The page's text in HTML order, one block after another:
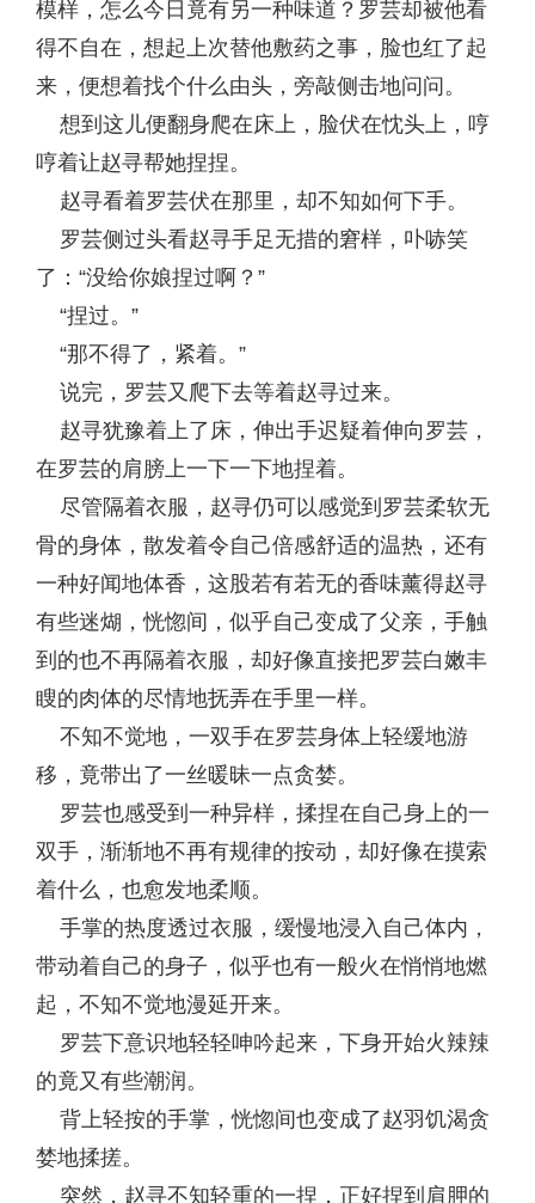
模样，怎么今日竟有另一种味道？罗芸却被他看
得不自在，想起上次替他敷药之事，脸也红了起
来，便想着找个什么由头，旁敲侧击地问问。
想到这儿便翻身爬在床上，脸伏在忱头上，哼
哼着让赵寻帮她捏捏。
赵寻看着罗芸伏在那里，却不知如何下手。
罗芸侧过头看赵寻手足无措的窘样，卟哧笑
了：“没给你娘捏过啊？”
“捏过。”
“那不得了，紧着。”
说完，罗芸又爬下去等着赵寻过来。
赵寻犹豫着上了床，伸出手迟疑着伸向罗芸，
在罗芸的肩膀上一下一下地捏着。
尽管隔着衣服，赵寻仍可以感觉到罗芸柔软无
骨的身体，散发着令自己倍感舒适的温热，还有
一种好闻地体香，这股若有若无的香味薰得赵寻
有些迷煳，恍惚间，似乎自己变成了父亲，手触
到的也不再隔着衣服，却好像直接把罗芸白嫩丰
瞍的肉体的尽情地抚弄在手里一样。
不知不觉地，一双手在罗芸身体上轻缓地游
移，竟带出了一丝暖昧一点贪婪。
罗芸也感受到一种异样，揉捏在自己身上的一
双手，渐渐地不再有规律的按动，却好像在摸索
着什么，也愈发地柔顺。
手掌的热度透过衣服，缓慢地浸入自己体内，
带动着自己的身子，似乎也有一般火在悄悄地燃
起，不知不觉地漫延开来。
罗芸下意识地轻轻呻吟起来，下身开始火辣辣
的竟又有些潮润。
背上轻按的手掌，恍惚间也变成了赵羽饥渴贪
婪地揉搓。
突然，赵寻不知轻重的一捏，正好捏到肩胛的